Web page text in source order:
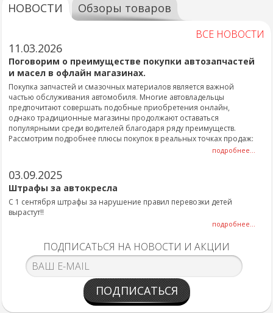
НОВОСТИ Обзоры товаров
ВСЕ НОВОСТИ
11.03.2026
Поговорим о преимуществе покупки автозапчастей
и масел в офлайн магазинах.
Покупка запчастей и смазочных материалов является важной
частью обслуживания автомобиля. Многие автовладельцы
предпочитают совершать подобные приобретения онлайн,
однако традиционные магазины продолжают оставаться
популярными среди водителей благодаря ряду преимуществ.
Рассмотрим подробнее плюсы покупок в реальных точках продаж:
подробнее...
03.09.2025
Штрафы за автокресла
С 1 сентября штрафы за нарушение правил перевозки детей
вырастут!!
подробнее...
ПОДПИСАТЬСЯ НА НОВОСТИ И АКЦИИ
ПОДПИСАТЬСЯ